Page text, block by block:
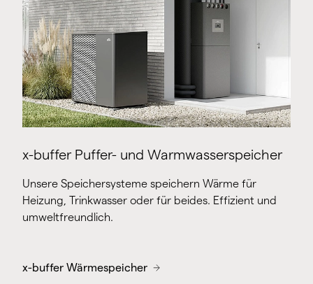
x-buffer Puffer- und Warmwasserspeicher
Unsere Speichersysteme speichern Wärme für
Heizung, Trinkwasser oder für beides. Effizient und
umweltfreundlich.
x-buffer Wärmespeicher